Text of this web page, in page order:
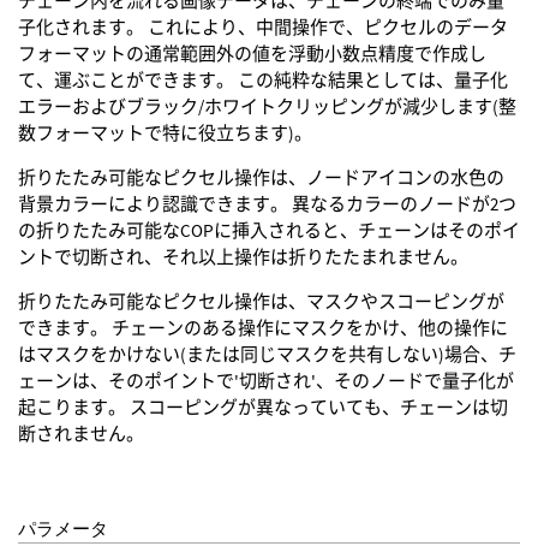
子化されます。 これにより、中間操作で、ピクセルのデータ
フォーマットの通常範囲外の値を浮動小数点精度で作成し
て、運ぶことができます。 この純粋な結果としては、量子化
エラーおよびブラック/ホワイトクリッピングが減少します(整
数フォーマットで特に役立ちます)。
折りたたみ可能なピクセル操作は、ノードアイコンの水色の
背景カラーにより認識できます。 異なるカラーのノードが2つ
の折りたたみ可能なCOPに挿入されると、チェーンはそのポイ
ントで切断され、それ以上操作は折りたたまれません。
折りたたみ可能なピクセル操作は、マスクやスコーピングが
できます。 チェーンのある操作にマスクをかけ、他の操作に
はマスクをかけない(または同じマスクを共有しない)場合、チ
ェーンは、そのポイントで'切断され'、そのノードで量子化が
起こります。 スコーピングが異なっていても、チェーンは切
断されません。
パラメータ